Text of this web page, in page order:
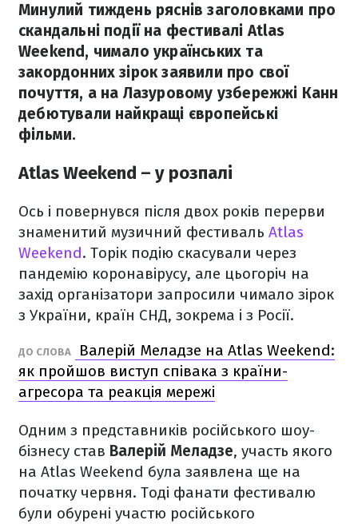
Минулий тиждень ряснів заголовками про
скандальні події на фестивалі Atlas
Weekend, чимало українських та
закордонних зірок заявили про свої
почуття, а на Лазуровому узбережжі Канн
дебютували найкращі європейські
фільми.
Atlas Weekend – у розпалі
Ось і повернувся після двох років перерви
знаменитий музичний фестиваль Atlas
Weekend. Торік подію скасували через
пандемію коронавірусу, але цьогоріч на
захід організатори запросили чимало зірок
з України, країн СНД, зокрема і з Росії.
ДО СЛОВА
Валерій Меладзе на Atlas Weekend:
як пройшов виступ співака з країни-
агресора та реакція мережі
Одним з представників російського шоу-
бізнесу став Валерій Меладзе, участь якого
на Atlas Weekend була заявлена ще на
початку червня. Тоді фанати фестивалю
були обурені участю російського